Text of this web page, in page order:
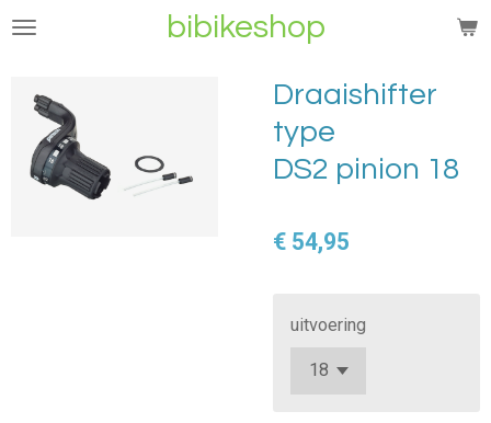
Ga
hoofdinhoud
bibikeshop
Draaishifter
type
DS2 pinion 18
€ 54,95
uitvoering